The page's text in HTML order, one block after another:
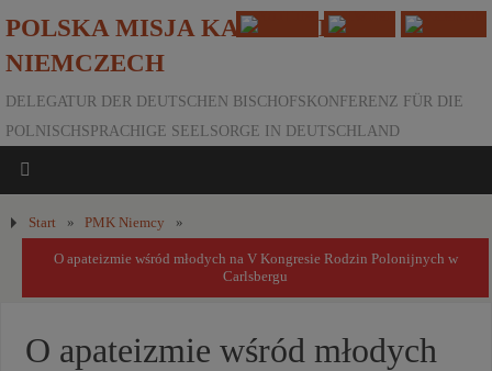
POLSKA MISJA KATOLICKA W
NIEMCZECH
DELEGATUR DER DEUTSCHEN BISCHOFSKONFERENZ FÜR DIE
POLNISCHSPRACHIGE SEELSORGE IN DEUTSCHLAND
Start » PMK Niemcy »
O apateizmie wśród młodych na V Kongresie Rodzin Polonijnych w
Carlsbergu
O apateizmie wśród młodych